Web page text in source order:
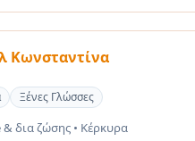
Κωνσταντίνα
Ξένες Γλώσσες
& δια ζώσης • Κέρκυρα